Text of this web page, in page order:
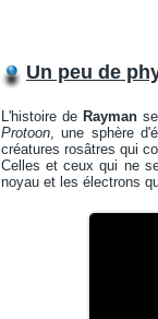
Un peu de
L'histoire de Raymanse
Protoon, une sphère
créatures rosâtres qui
Celles et ceux qui ne
noyau et les électrons